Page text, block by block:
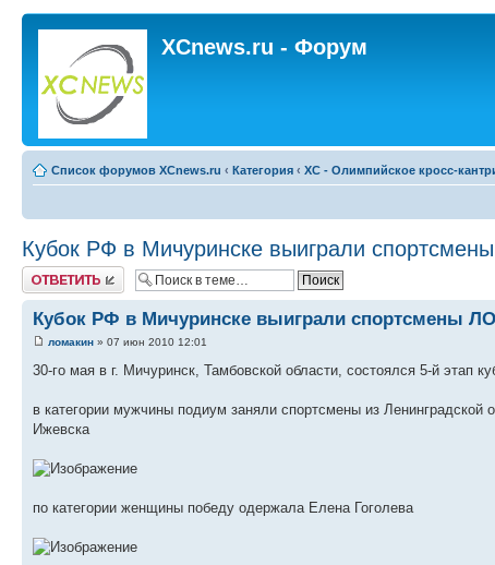
XCnews.ru - Форум
Список форумов XCnews.ru ‹ Категория ‹ XC - Олимпийское кросс-
Кубок РФ в Мичуринске выиграли
Ответить
Кубок РФ в Мичуринске выиграли спортсмены ЛО
ломакин » 07 июн 2010 12:01
30-го мая в г. Мичуринск, Тамбовской области, состоялся 5-й этап
в категории мужчины подиум заняли спортсмены из
Ижевска
по категории женщины победу одержала Елена Гоголева